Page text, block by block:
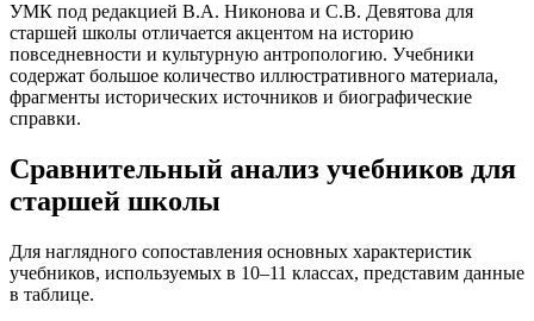
УМК под редакцией В.А. Никонова и С.В. Девятова для
старшей школы отличается акцентом на историю
повседневности и культурную антропологию. Учебники
содержат большое количество иллюстративного материала,
фрагменты исторических источников и биографические
справки.
Сравнительный анализ учебников для
старшей школы
Для наглядного сопоставления основных характеристик
учебников, используемых в 10–11 классах, представим данные
в таблице.